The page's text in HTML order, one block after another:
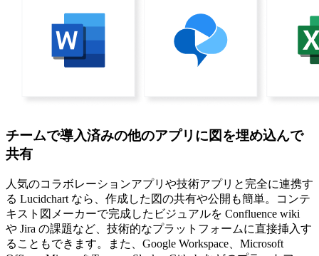
チームで導入済みの他のアプリに図を埋め込んで
共有
人気のコラボレーションアプリや技術アプリと完全に連携す
る Lucidchart なら、作成した図の共有や公開も簡単。コンテ
キスト図メーカーで完成したビジュアルを Confluence wiki
や Jira の課題など、技術的なプラットフォームに直接挿入す
ることもできます。また、Google Workspace、Microsoft